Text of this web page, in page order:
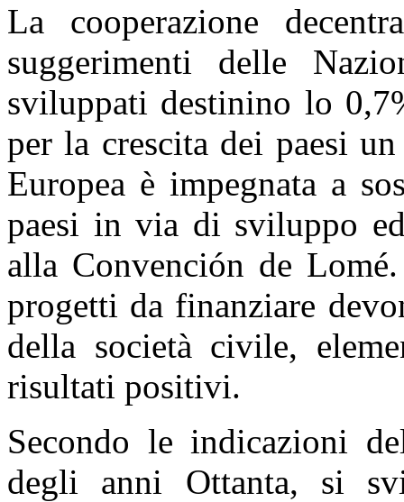
La cooperazione
suggerimenti delle
sviluppati destinino lo
per la crescita dei paesi
Europea è impegnata a
paesi in via di sviluppo
alla Convención de
progetti da finanziare
della società civile,
risultati positivi.
Secondo le indicazioni
degli anni Ottanta, si